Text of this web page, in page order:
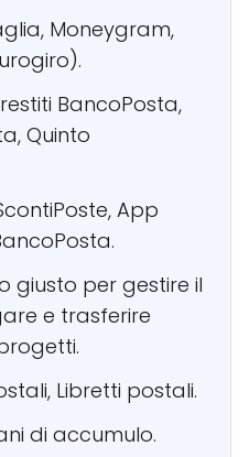
Moneygram,
BancoPosta,
Quinto
App
giusto per gestire il
e trasferire
Libretti postali.
di accumulo.